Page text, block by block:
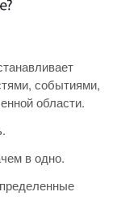
событиями,
области.
в одно.